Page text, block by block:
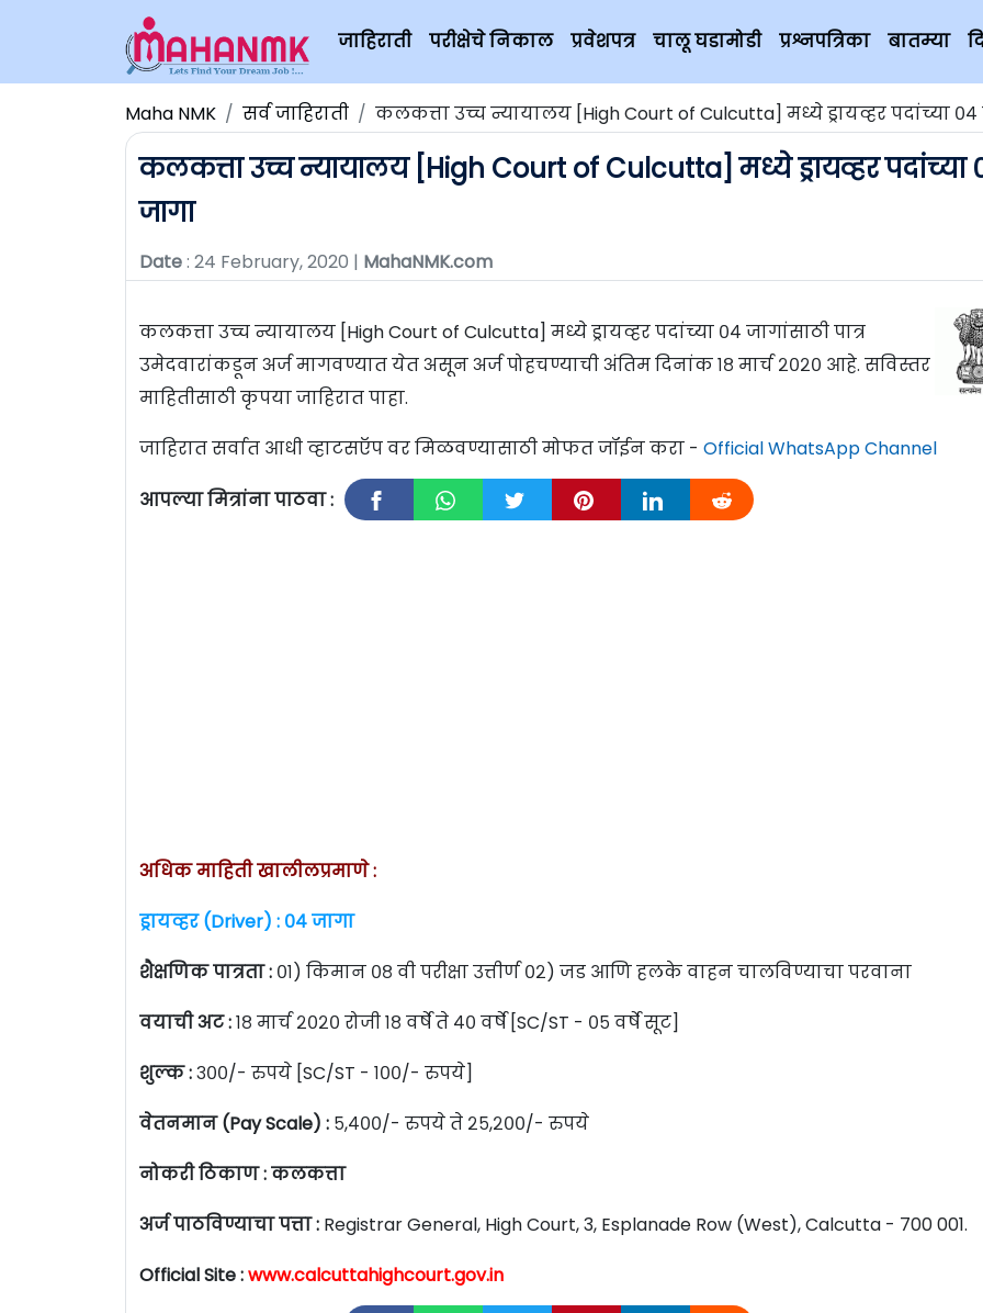
जाहिराती परीक्षेचे निकाल प्रवेशपत्र चालू घडामोडी प्रश्नपत्रिका बातम्या
Maha NMK सर्व जाहिराती कलकत्ता उच्च न्यायालय [High Court of Culcutta] मध्ये ड्रायव्हर पदांच्या ०४
कलकत्ता उच्च न्यायालय [High Court of Culcutta] मध्ये ड्रायव्हर पदांच्या
जागा
Date: 24 February, 2020 | MahaNMK.com
कलकत्ता उच्च न्यायालय [High Court of Culcutta] मध्ये ड्रायव्हर पदांच्या ०४ जागांसाठी पात्र
उमेदवारांकडून अर्ज मागवण्यात येत असून अर्ज पोहचण्याची अंतिम दिनांक १८ मार्च २०२० आहे. सविस्तर
माहितीसाठी कृपया जाहिरात पाहा.
जाहिरात सर्वात आधी व्हाटसऍप वर मिळवण्यासाठी मोफत जॉईन करा - Official WhatsApp Channel
आपल्या मित्रांना पाठवा :
अधिक माहिती खालीलप्रमाणे :
ड्रायव्हर (Driver) : ०४ जागा
शैक्षणिक पात्रता : ०१) किमान ०८ वी परीक्षा उत्तीर्ण ०२) जड आणि हलके वाहन चालविण्याचा परवाना
वयाची अट :१८ मार्च २०२० रोजी १८ वर्षे ते ४० वर्षे [SC/ST - ०५ वर्षे सूट]
शुल्क :३००/- रुपये [SC/ST - १००/- रुपये]
वेतनमान (Pay Scale) : ५,४००/- रुपये ते २५,२००/- रुपये
नोकरी ठिकाण : कलकत्ता
अर्ज पाठविण्याचा पत्ता : Registrar General, High Court, 3, Esplanade Row (West), Calcutta - 700 001.
Official Site :www.calcuttahighcourt.gov.in